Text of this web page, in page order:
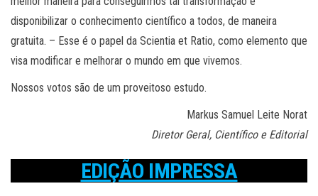
disponibilizar o conhecimento científico a todos, de maneira
gratuita. – Esse é o papel da Scientia et Ratio, como elemento que
visa modificar e melhorar o mundo em que vivemos.
Nossos votos são de um proveitoso estudo.
Markus Samuel Leite Norat
Diretor Geral, Científico e Editorial
EDIÇÃO IMPRESSA